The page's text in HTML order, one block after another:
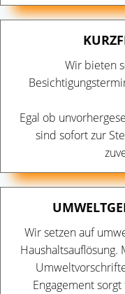
Wir bieten
Egal ob
sind sofort zur
Wir setzen auf
Engagement